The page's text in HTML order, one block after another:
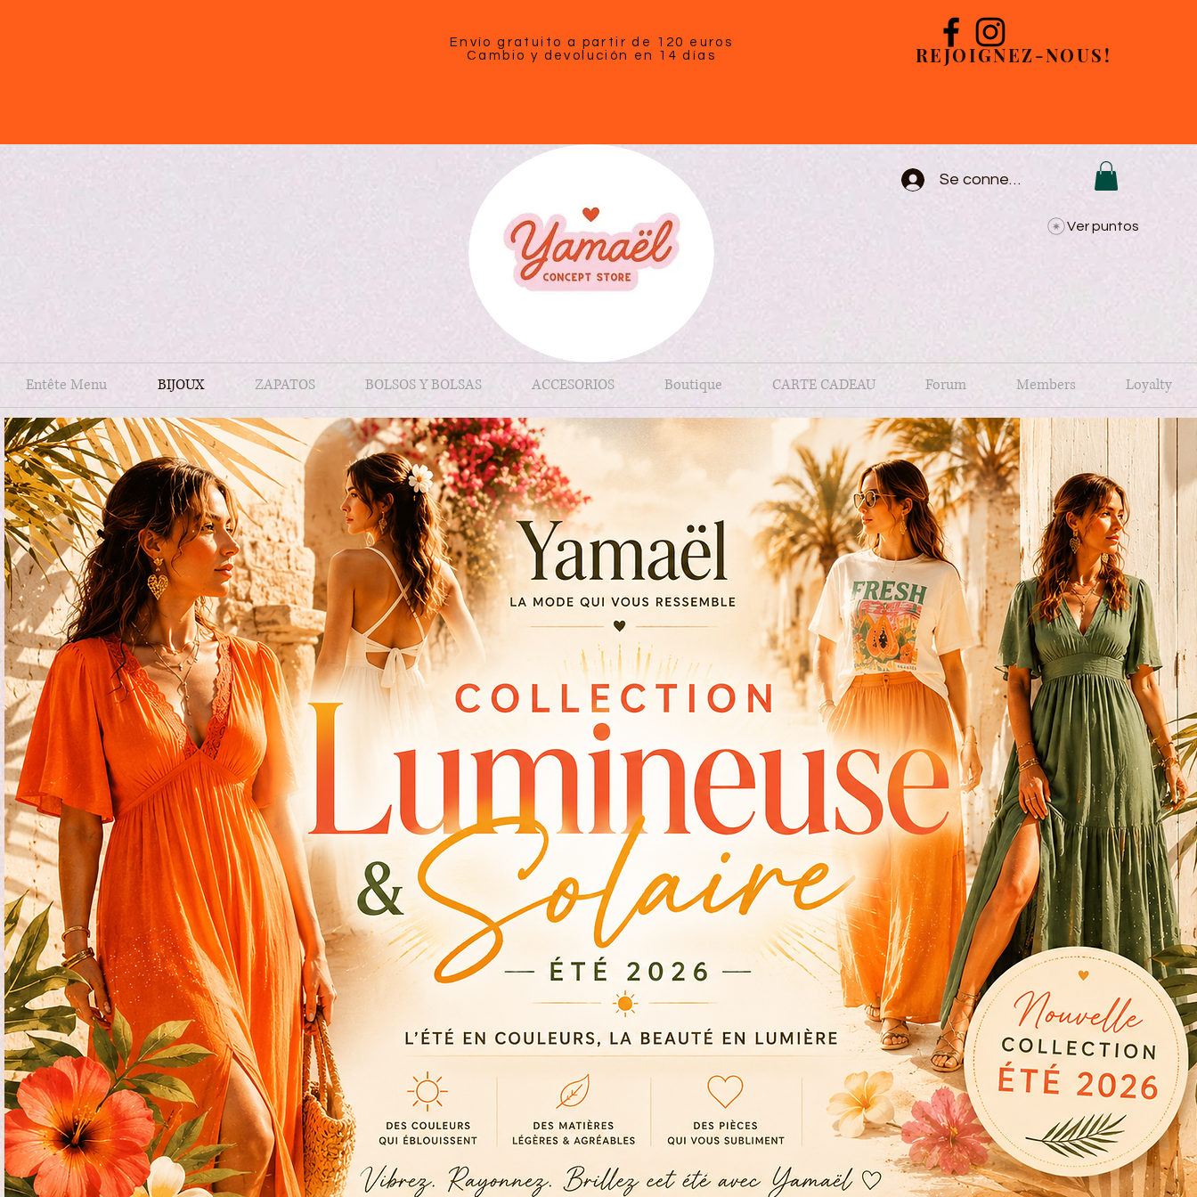
Envío gratuito a partir de 120 euros
Cambio y devolución en 14 días
REJOIGNEZ-NOUS!
Se connecter
Ver puntos
Entête Menu BIJOUX ZAPATOS BOLSOS Y BOLSAS ACCESORIOS Boutique CARTE CADEAU Forum Members Loyalty